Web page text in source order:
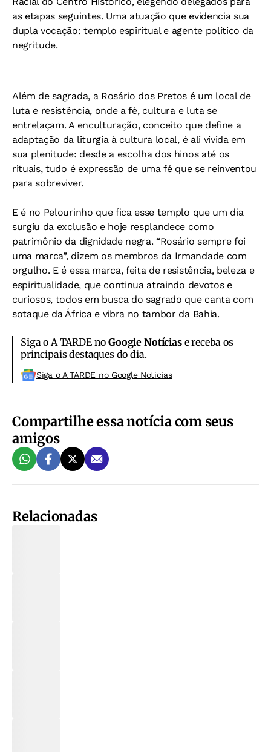
as etapas seguintes. Uma atuação que evidencia sua
dupla vocação: templo espiritual e agente político da
negritude.
Além de sagrada, a Rosário dos Pretos é um local de
luta e resistência, onde a fé, cultura e luta se
entrelaçam. A enculturação, conceito que define a
adaptação da liturgia à cultura local, é ali vivida em
sua plenitude: desde a escolha dos hinos até os
rituais, tudo é expressão de uma fé que se reinventou
para sobreviver.
E é no Pelourinho que fica esse templo que um dia
surgiu da exclusão e hoje resplandece como
patrimônio da dignidade negra. “Rosário sempre foi
uma marca”, dizem os membros da Irmandade com
orgulho. E é essa marca, feita de resistência, beleza e
espiritualidade, que continua atraindo devotos e
curiosos, todos em busca do sagrado que canta com
sotaque da África e vibra no tambor da Bahia.
Siga o A TARDE noGoogle Notíciase receba os
principais destaques do dia.
Siga o A TARDE no Google Noticias
Compartilhe essa notícia com seus
amigos
Relacionadas